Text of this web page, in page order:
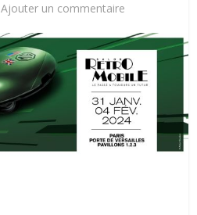
Ajouter un commentaire